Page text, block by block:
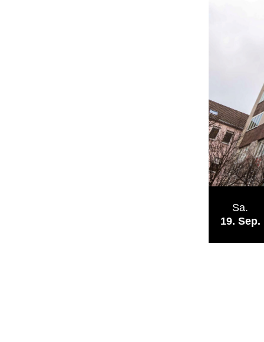
Sa.
19 Sep.